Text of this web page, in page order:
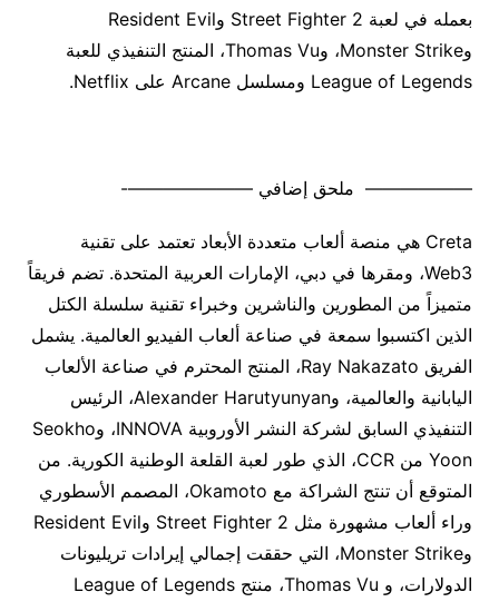
بعمله في لعبة Street Fighter 2 وResident Evil
وMonster Strike، وThomas Vu، المنتج التنفيذي للعبة
League of Legends ومسلسل Arcane على Netflix.
—————— ملحق إضافي ———————-
Creta هي منصة ألعاب متعددة الأبعاد تعتمد على تقنية
Web3، ومقرها في دبي، الإمارات العربية المتحدة. تضم فريقاً
متميزاً من المطورين والناشرين وخبراء تقنية سلسلة الكتل
الذين اكتسبوا سمعة في صناعة ألعاب الفيديو العالمية. يشمل
الفريق Ray Nakazato، المنتج المحترم في صناعة الألعاب
اليابانية والعالمية، وAlexander Harutyunyan، الرئيس
التنفيذي السابق لشركة النشر الأوروبية INNOVA، وSeokho
Yoon من CCR، الذي طور لعبة القلعة الوطنية الكورية. من
المتوقع أن تنتج الشراكة مع Okamoto، المصمم الأسطوري
وراء ألعاب مشهورة مثل Street Fighter 2 وResident Evil
وMonster Strike، التي حققت إجمالي إيرادات تريليونات
الدولارات، و Thomas Vu، منتج League of Legends